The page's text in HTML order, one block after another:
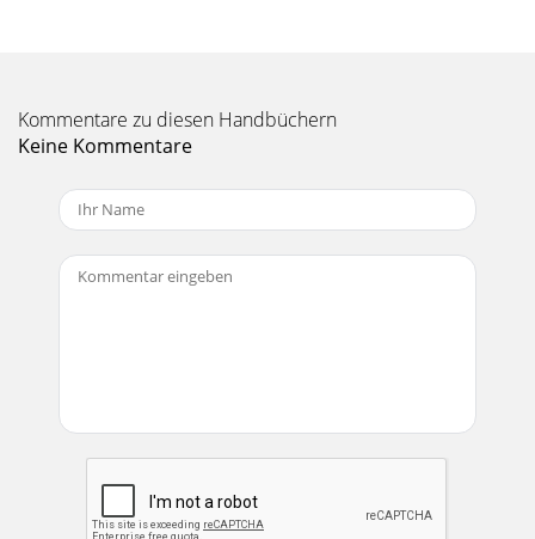
Kommentare zu diesen Handbüchern
Keine Kommentare